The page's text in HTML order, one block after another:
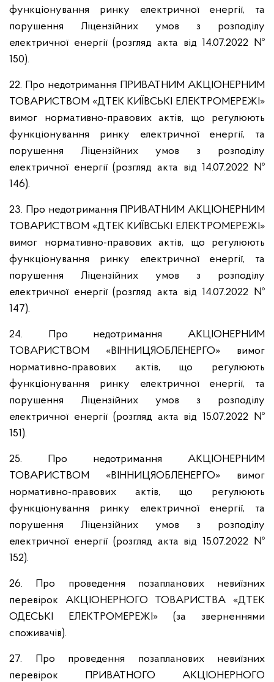
функціонування ринку електричної енергії, та
порушення Ліцензійних умов з розподілу
електричної енергії (розгляд акта від 14.07.2022 №
150).
22. Про недотримання ПРИВАТНИМ АКЦІОНЕРНИМ
ТОВАРИСТВОМ «ДТЕК КИЇВСЬКІ ЕЛЕКТРОМЕРЕЖІ»
вимог нормативно-правових актів, що регулюють
функціонування ринку електричної енергії, та
порушення Ліцензійних умов з розподілу
електричної енергії (розгляд акта від 14.07.2022 №
146).
23. Про недотримання ПРИВАТНИМ АКЦІОНЕРНИМ
ТОВАРИСТВОМ «ДТЕК КИЇВСЬКІ ЕЛЕКТРОМЕРЕЖІ»
вимог нормативно-правових актів, що регулюють
функціонування ринку електричної енергії, та
порушення Ліцензійних умов з розподілу
електричної енергії (розгляд акта від 14.07.2022 №
147).
24. Про недотримання АКЦІОНЕРНИМ
ТОВАРИСТВОМ «ВІННИЦЯОБЛЕНЕРГО» вимог
нормативно-правових актів, що регулюють
функціонування ринку електричної енергії, та
порушення Ліцензійних умов з розподілу
електричної енергії (розгляд акта від 15.07.2022 №
151).
25. Про недотримання АКЦІОНЕРНИМ
ТОВАРИСТВОМ «ВІННИЦЯОБЛЕНЕРГО» вимог
нормативно-правових актів, що регулюють
функціонування ринку електричної енергії, та
порушення Ліцензійних умов з розподілу
електричної енергії (розгляд акта від 15.07.2022 №
152).
26. Про проведення позапланових невиїзних
перевірок АКЦІОНЕРНОГО ТОВАРИСТВА «ДТЕК
ОДЕСЬКІ ЕЛЕКТРОМЕРЕЖІ» (за зверненнями
споживачів).
27. Про проведення позапланових невиїзних
перевірок ПРИВАТНОГО АКЦІОНЕРНОГО